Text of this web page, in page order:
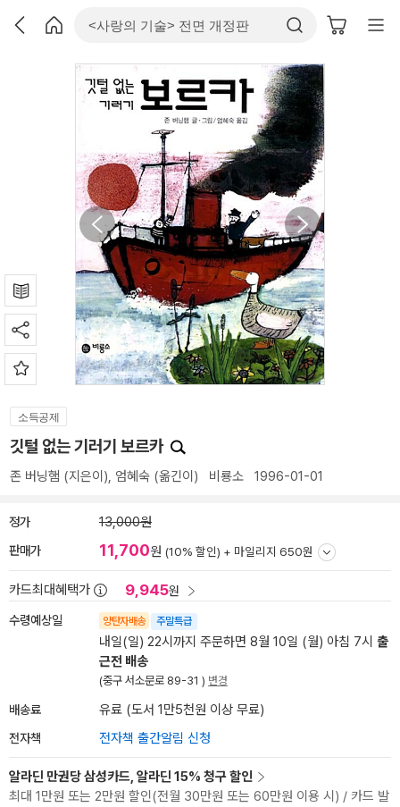
소득공제
깃털 없는 기러기 보르카
존 버닝햄 (지은이), 엄혜숙 (옮긴이) 비룡소 1996-01-01
정가 13,000원
판매가 11,700원 (10% 할인) + 마일리지 650원
카드최대혜택가 9,945원
수령예상일 양탄자배송 주말특급
내일(일) 22시까지 주문하면 8월 10일 (월) 아침 7시 출
근전 배송
(중구 서소문로 89-31 ) 변경
배송료 유료 (도서 1만5천원 이상 무료)
전자책 전자책 출간알림 신청
알라딘 만권당 삼성카드, 알라딘 15% 청구 할인
최대 1만원 또는 2만원 할인(전월 30만원 또는 60만원 이용 시) / 카드 발